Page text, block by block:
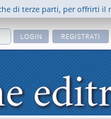
di terze parti, per offrirti